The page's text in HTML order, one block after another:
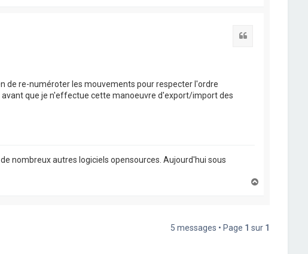
de re-numéroter les mouvements pour respecter l'ordre
que je n'effectue cette manoeuvre d'export/import des
nombreux autres logiciels opensources. Aujourd'hui sous
5 messages • Page 1 sur 1